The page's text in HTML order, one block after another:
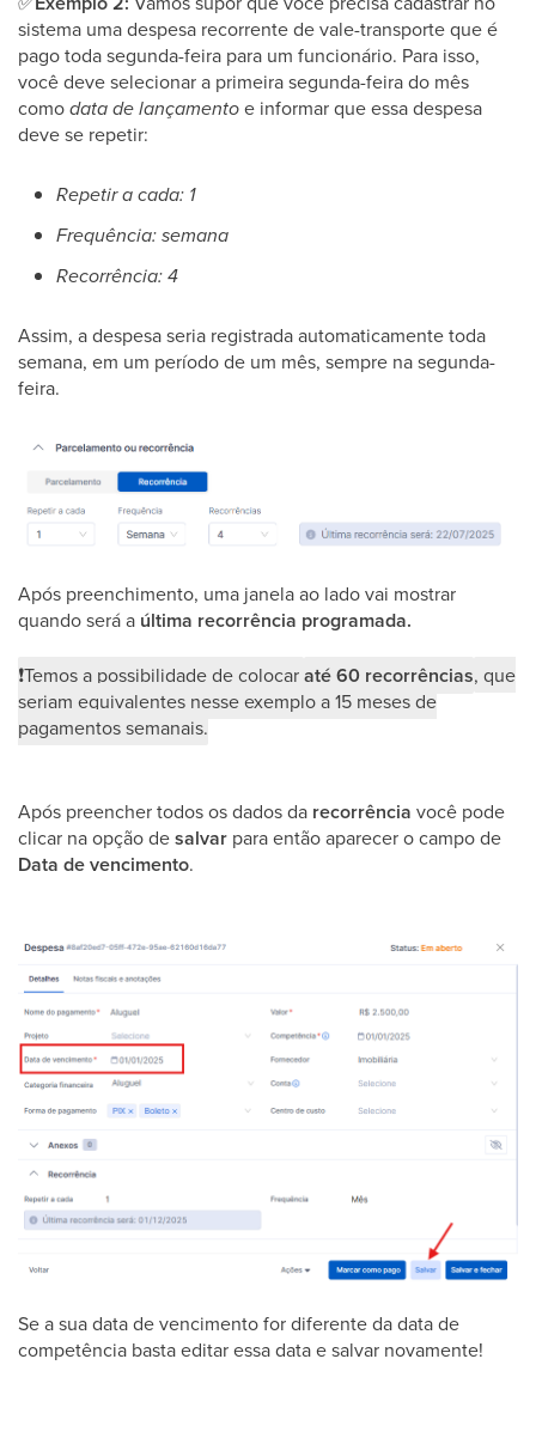
sistema uma despesa recorrente de vale-transporte que é
pago toda segunda-feira para um funcionário. Para isso,
você deve selecionar a primeira segunda-feira do mês
comodata de lançamentoe informar que essa despesa
deve se repetir:
Repetir a cada: 1
Frequência: semana
Recorrência: 4
Assim, a despesa seria registrada automaticamente toda
semana, em um período de um mês, sempre na segunda-
feira.
Após preenchimento, uma janela ao lado vai mostrar
quando será a última recorrência programada.
❗Temos a possibilidade de colocaraté 60 recorrências, que
seriam equivalentes nesse exemplo a 15 meses de
pagamentos semanais.
Após preencher todos os dados da recorrência você pode
clicar na opção desalvar para então aparecer o campo de
Data de vencimento.
Se a sua data de vencimento for diferente da data de
competência basta editar essa data e salvar novamente!